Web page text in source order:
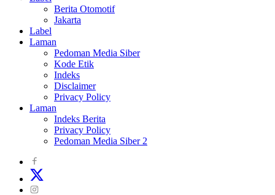
Berita Otomotif
Jakarta
Label
Laman
Pedoman Media Siber
Kode Etik
Indeks
Disclaimer
Privacy Policy
Laman
Indeks Berita
Privacy Policy
Pedoman Media Siber 2